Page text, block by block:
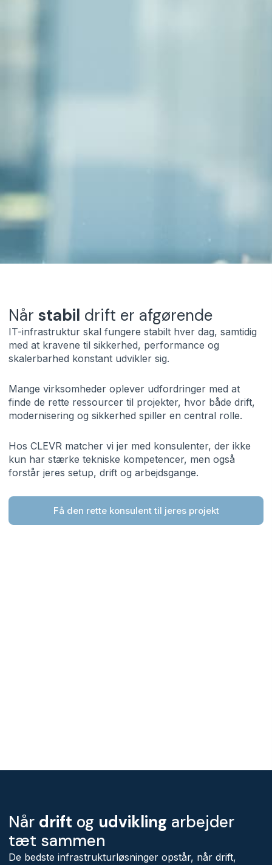
Når stabil drift er afgørende
IT-infrastruktur skal fungere stabilt hver dag, samtidig
med at kravene til sikkerhed, performance og
skalerbarhed konstant udvikler sig.
Mange virksomheder oplever udfordringer med at
finde de rette ressourcer til projekter, hvor både drift,
modernisering og sikkerhed spiller en central rolle.
Hos CLEVR matcher vi jer med konsulenter, der ikke
kun har stærke tekniske kompetencer, men også
forstår jeres setup, drift og arbejdsgange.
Få den rette konsulent til jeres projekt
Når drift og udvikling arbejder
tæt sammen
De bedste infrastrukturløsninger opstår, når drift,